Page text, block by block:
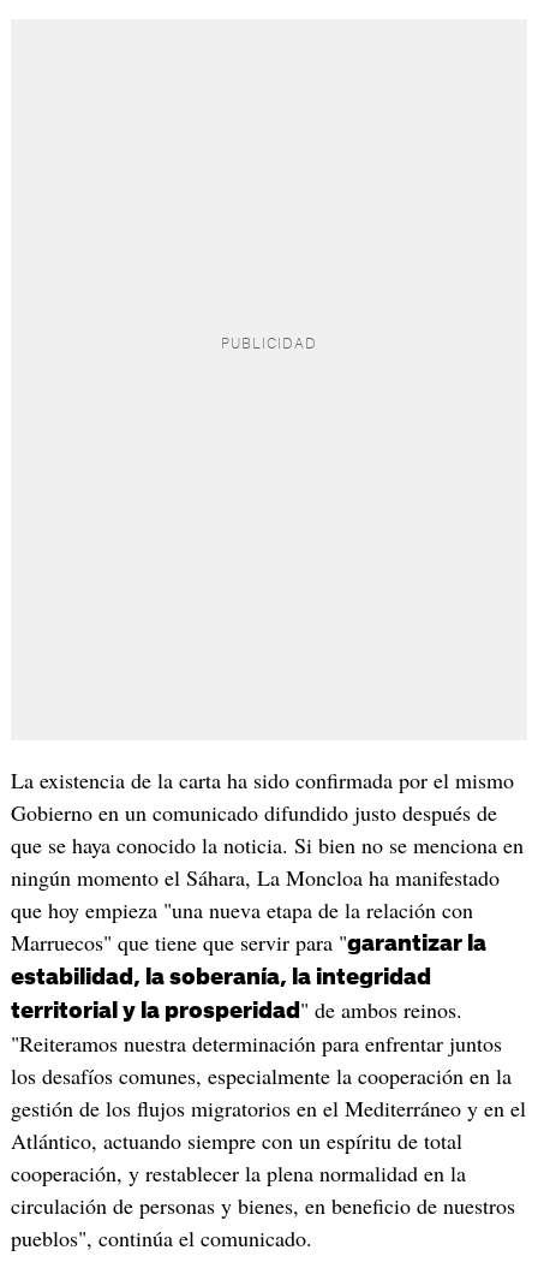
La existencia de la carta ha sido confirmada por el mismo
Gobierno en un comunicado difundido justo después de
que se haya conocido la noticia. Si bien no se menciona en
ningún momento el Sáhara, La Moncloa ha manifestado
que hoy empieza "una nueva etapa de la relación con
Marruecos" que tiene que servir para "garantizar la
estabilidad, la soberanía, la integridad
territorial y la prosperidad " de ambos reinos.
"Reiteramos nuestra determinación para enfrentar juntos
los desafíos comunes, especialmente la cooperación en la
gestión de los flujos migratorios en el Mediterráneo y en el
Atlántico, actuando siempre con un espíritu de total
cooperación, y restablecer la plena normalidad en la
circulación de personas y bienes, en beneficio de nuestros
pueblos", continúa el comunicado.